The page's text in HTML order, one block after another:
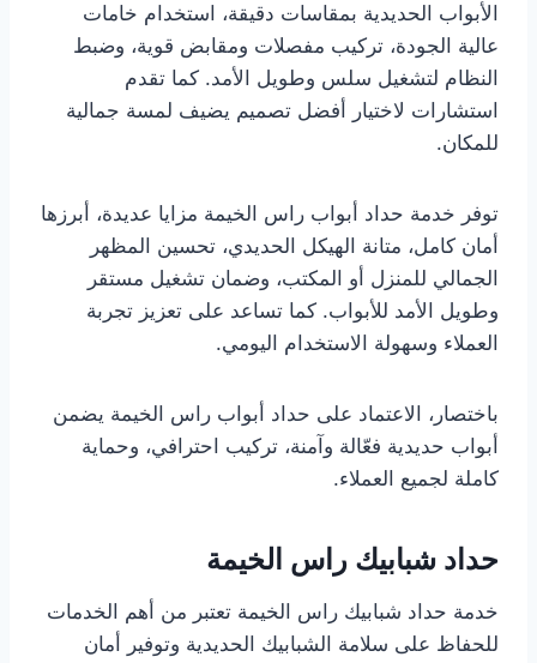
الأبواب الحديدية بمقاسات دقيقة، استخدام خامات
عالية الجودة، تركيب مفصلات ومقابض قوية، وضبط
النظام لتشغيل سلس وطويل الأمد. كما تقدم
استشارات لاختيار أفضل تصميم يضيف لمسة جمالية
للمكان.
توفر خدمة حداد أبواب راس الخيمة مزايا عديدة، أبرزها
أمان كامل، متانة الهيكل الحديدي، تحسين المظهر
الجمالي للمنزل أو المكتب، وضمان تشغيل مستقر
وطويل الأمد للأبواب. كما تساعد على تعزيز تجربة
العملاء وسهولة الاستخدام اليومي.
باختصار، الاعتماد على حداد أبواب راس الخيمة يضمن
أبواب حديدية فعّالة وآمنة، تركيب احترافي، وحماية
كاملة لجميع العملاء.
حداد شبابيك راس الخيمة
خدمة حداد شبابيك راس الخيمة تعتبر من أهم الخدمات
للحفاظ على سلامة الشبابيك الحديدية وتوفير أمان